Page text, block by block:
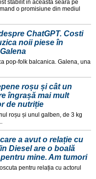
stabilit in aceasta seara pe
o promisiune din mediul
ChatGPT. Costi
noii piese în
pop-folk balcanica. Galena, una
roșu și cât un
îngrașă mai mult
de nutriție
roșu și unul galben, de 3 kg
a avut o relație cu
Diesel are o boală
mine. Am tumori
pentru relația cu actorul